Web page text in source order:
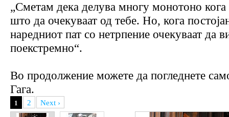
„Сметам дека делува многу монотоно кога
што да очекуваат од тебе. Но, кога
наредниот пат со нетрпение очекуваат да
поекстрeмно“.
Во продолжение можете да погледнете
Гага.
1 2 Next ›